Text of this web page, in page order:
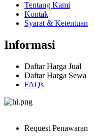
Tentang Kami
Kontak
Syarat & Ketentuan
Informasi
Daftar Harga Jual
Daftar Harga Sewa
FAQs
Request Penawaran